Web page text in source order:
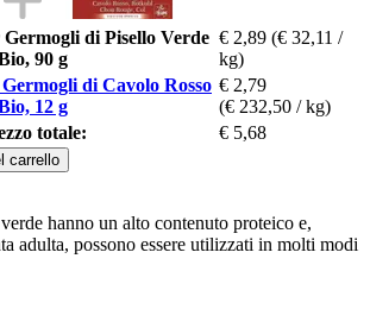
di Pisello Verde
90 g
€ 2,89 (€ 32,11 /
kg)
di Cavolo Rosso
12 g
€ 2,79
(€ 232,50 / kg)
totale:
€ 5,68
carrello
hanno un alto contenuto proteico e,
adulta, possono essere utilizzati in molti modi